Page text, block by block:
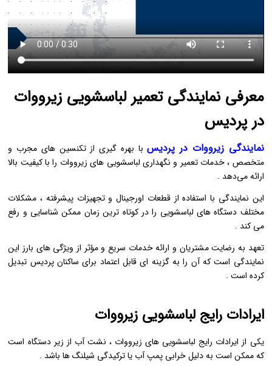
معرفی نمایندگی تعمیر لباسشویی زیرووات
در پردیس
نمایندگی زیرووات در پردیسبا بهره‌ گیری از تکنسین ‌های مجرب و
متخصص ، خدمات تعمیر و نگهداری لباسشویی‌ های زیرووات را با کیفیت بالا
ارائه می‌دهد .
این نمایندگی با استفاده از قطعات اورجینال و تجهیزات پیشرفته ، مشکلات
مختلف دستگاه‌ های لباسشویی را در کوتاه ‌ترین زمان ممکن شناسایی و رفع
می‌ کند .
تعهد به رضایت مشتریان و ارائه خدمات سریع و مؤثر از ویژگی‌ های بارز این
نمایندگی است که آن را به گزینه ‌ای قابل اعتماد برای ساکنان پردیس تبدیل
کرده است .
ایرادات رایج لباسشویی زیرووات
یکی از ایرادات رایج لباسشویی ‌های زیرووات ، نشت آب از زیر دستگاه است
که ممکن است به دلیل خرابی پمپ آب یا ترکیدگی شیلنگ ‌ها باشد .